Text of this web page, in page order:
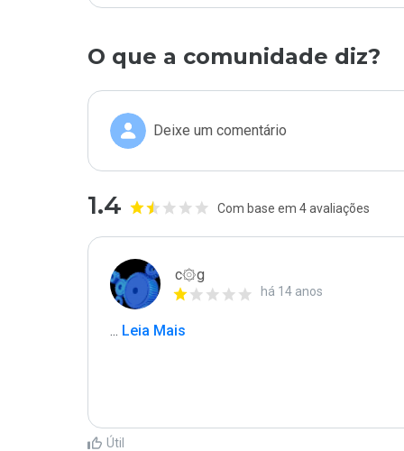
O que a comunidade diz?
Deixe um comentário
1.4 Com base em 4 avaliações
c۞g
há 14 anos
... Leia Mais
Útil